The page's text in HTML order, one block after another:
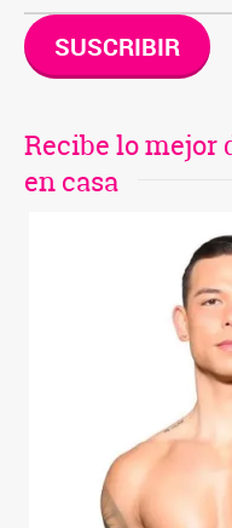
SUSCRIBIR
Recibe lo mejor
en casa